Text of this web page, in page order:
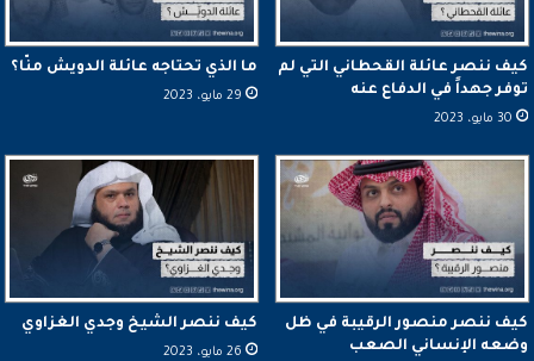
كيف ننصر عائلة القحطاني التي لم
توفر جهداً في الدفاع عنه
30 مايو، 2023
ما الذي تحتاجه عائلة الدويش منّا؟
29 مايو، 2023
كيف ننصر منصور الرقيبة في ظل
وضعه الإنساني الصعب
كيف ننصر الشيخ وجدي الغزاوي
26 مايو، 2023